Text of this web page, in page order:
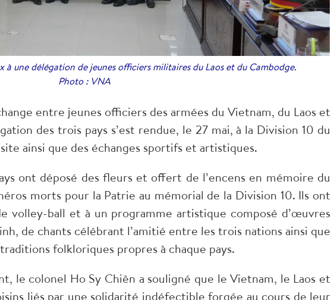
à une délégation de jeunes officiers militaires du Laos et du Cambodge.
Photo : VNA
entre jeunes officiers des armées du Vietnam, du Laos et
des trois pays s’est rendue, le 27 mai, à la Division 10 du
ainsi que des échanges sportifs et artistiques.
ont déposé des fleurs et offert de l’encens en mémoire du
morts pour la Patrie au mémorial de la Division 10. Ils ont
volley-ball et à un programme artistique composé d’œuvres
de chants célébrant l’amitié entre les trois nations ainsi que
folkloriques propres à chaque pays.
le colonel Ho Sy Chiên a souligné que le Vietnam, le Laos et
liés par une solidarité indéfectible forgée au cours de leur